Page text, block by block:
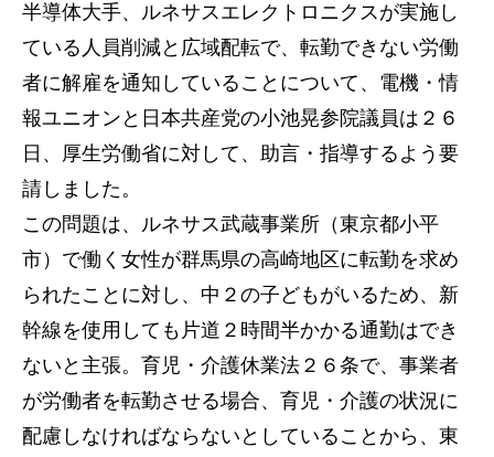
半導体大手、ルネサスエレクトロニクスが実施し
ている人員削減と広域配転で、転勤できない労働
者に解雇を通知していることについて、電機・情
報ユニオンと日本共産党の小池晃参院議員は２６
日、厚生労働省に対して、助言・指導するよう要
請しました。
この問題は、ルネサス武蔵事業所（東京都小平
市）で働く女性が群馬県の高崎地区に転勤を求め
られたことに対し、中２の子どもがいるため、新
幹線を使用しても片道２時間半かかる通勤はでき
ないと主張。育児・介護休業法２６条で、事業者
が労働者を転勤させる場合、育児・介護の状況に
配慮しなければならないとしていることから、東